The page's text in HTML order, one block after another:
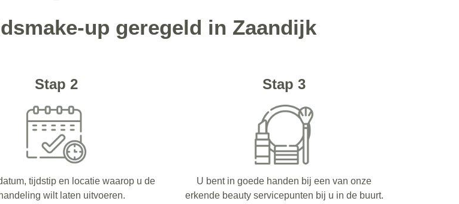
up geregeld in Zaandijk
Stap 2
tijdstip en locatie waarop u de
wilt laten uitvoeren.
Stap 3
U bent in goede handen bij een van onze
erkende beauty servicepunten bij u in de buurt.